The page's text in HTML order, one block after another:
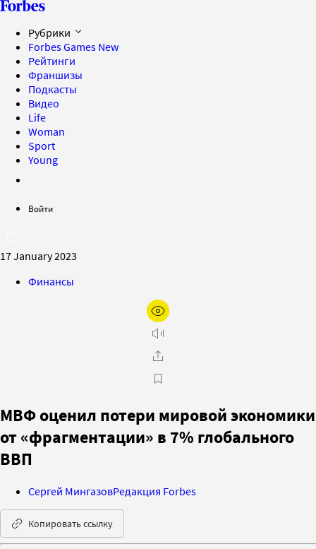
Рубрики
Forbes Games New
Рейтинги
Франшизы
Подкасты
Видео
Life
Woman
Sport
Young
Войти
17 January 2023
Финансы
МВФ оценил потери мировой экономики
от «фрагментации» в 7% глобального
ВВП
Сергей МингазовРедакция Forbes
Копировать ссылку